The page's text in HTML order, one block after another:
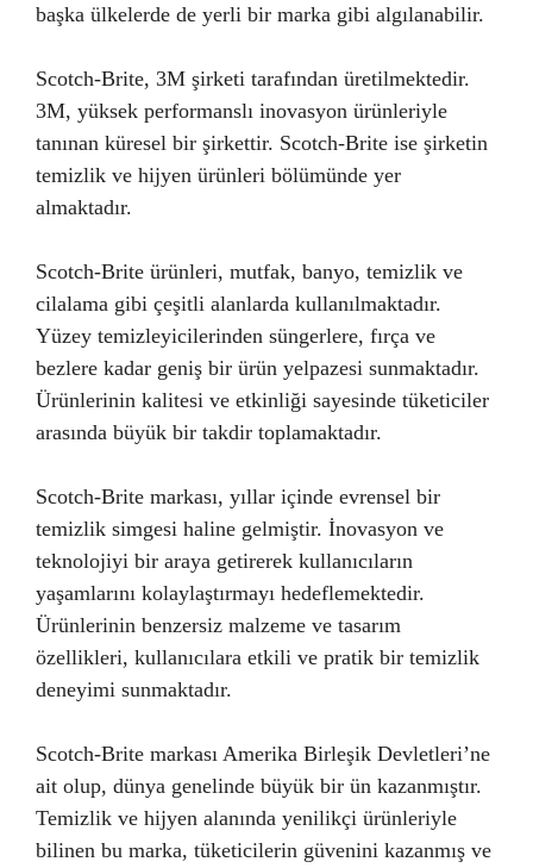
başka ülkelerde de yerli bir marka gibi algılanabilir.
Scotch-Brite, 3M şirketi tarafından üretilmektedir.
3M, yüksek performanslı inovasyon ürünleriyle
tanınan küresel bir şirkettir. Scotch-Brite ise şirketin
temizlik ve hijyen ürünleri bölümünde yer
almaktadır.
Scotch-Brite ürünleri, mutfak, banyo, temizlik ve
cilalama gibi çeşitli alanlarda kullanılmaktadır.
Yüzey temizleyicilerinden süngerlere, fırça ve
bezlere kadar geniş bir ürün yelpazesi sunmaktadır.
Ürünlerinin kalitesi ve etkinliği sayesinde tüketiciler
arasında büyük bir takdir toplamaktadır.
Scotch-Brite markası, yıllar içinde evrensel bir
temizlik simgesi haline gelmiştir. İnovasyon ve
teknolojiyi bir araya getirerek kullanıcıların
yaşamlarını kolaylaştırmayı hedeflemektedir.
Ürünlerinin benzersiz malzeme ve tasarım
özellikleri, kullanıcılara etkili ve pratik bir temizlik
deneyimi sunmaktadır.
Scotch-Brite markası Amerika Birleşik Devletleri’ne
ait olup, dünya genelinde büyük bir ün kazanmıştır.
Temizlik ve hijyen alanında yenilikçi ürünleriyle
bilinen bu marka, tüketicilerin güvenini kazanmış ve